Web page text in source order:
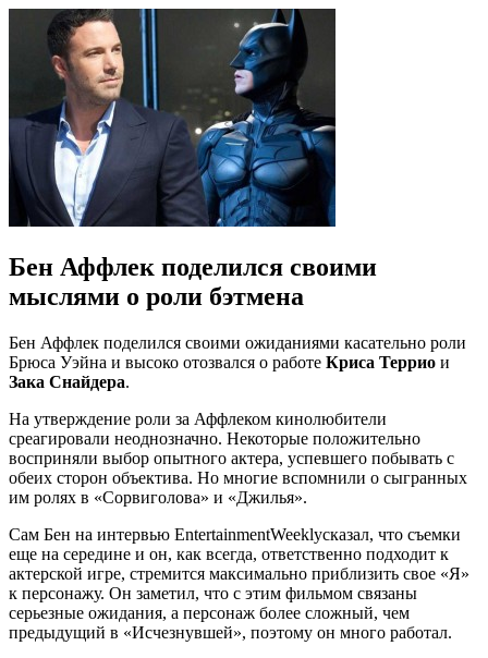
Бен Аффлек поделился своими
мыслями о роли бэтмена
Бен Аффлек поделился своими ожиданиями касательно роли
Брюса Уэйна и высоко отозвался о работе Криса Террио и
Зака Снайдера.
На утверждение роли за Аффлеком кинолюбители
среагировали неоднозначно. Некоторые положительно
восприняли выбор опытного актера, успевшего побывать с
обеих сторон объектива. Но многие вспомнили о сыгранных
им ролях в «Сорвиголова» и «Джилья».
Сам Бен на интервью EntertainmentWeeklyсказал, что съемки
еще на середине и он, как всегда, ответственно подходит к
актерской игре, стремится максимально приблизить свое «Я»
к персонажу. Он заметил, что с этим фильмом связаны
серьезные ожидания, а персонаж более сложный, чем
предыдущий в «Исчезнувшей», поэтому он много работал.